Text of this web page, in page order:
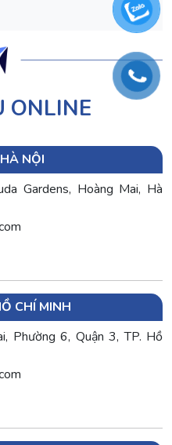
ONLINE
NỘI
Gardens, Hoàng Mai, Hà
CHÍ MINH
Phường 6, Quận 3, TP. Hồ